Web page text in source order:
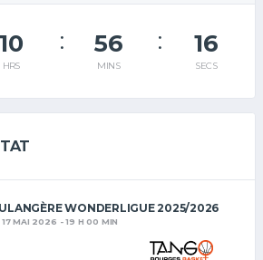
10
HRS
56
MINS
16
SECS
WONDERLIGUE 2025/2026
17 MAI 2026 - 19 H 00 MIN